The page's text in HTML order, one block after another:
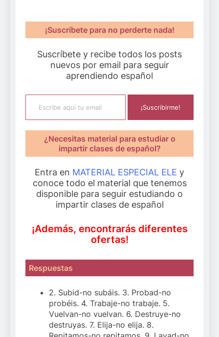
¡Suscríbete para no perderte nada!
Suscríbete y recibe todos los posts
nuevos por email para seguir
aprendiendo español
Escribe aquí tu email
¡Suscribirme!
¿Necesitas material para estudiar o
impartir clases de español?
Entra en MATERIAL ESPECIAL ELE y
conoce todo el material que tenemos
disponible para seguir estudiando o
impartir clases de español
¡Además, encontrarás diferentes
ofertas!
Respuestas
2. Subid-no subáis. 3. Probad-no
probéis. 4. Trabaje-no trabaje. 5.
Vuelvan-no vuelvan. 6. Destruye-no
destruyas. 7. Elija-no elija. 8.